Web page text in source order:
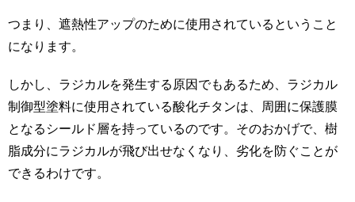
つまり、遮熱性アップのために使用されているということ
になります。
しかし、ラジカルを発生する原因でもあるため、ラジカル
制御型塗料に使用されている酸化チタンは、周囲に保護膜
となるシールド層を持っているのです。そのおかげで、樹
脂成分にラジカルが飛び出せなくなり、劣化を防ぐことが
できるわけです。